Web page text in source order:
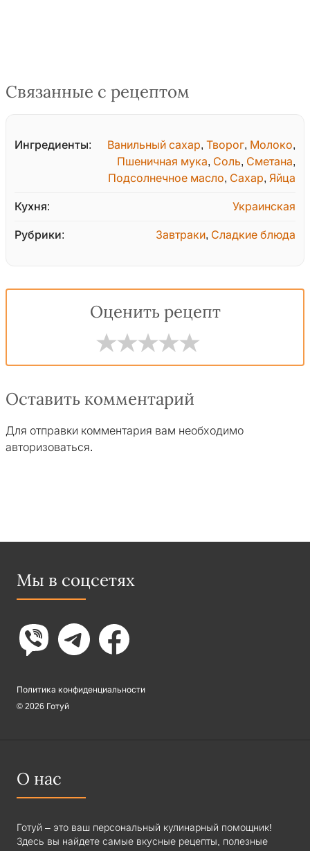
Связанные с рецептом
Ингредиенты: Ванильный сахар, Творог, Молоко,
Пшеничная мука, Соль, Сметана,
Подсолнечное масло, Сахар, Яйца
Кухня: Украинская
Рубрики: Завтраки, Сладкие блюда
Оценить рецепт
Оставить комментарий
Для отправки комментария вам необходимо
авторизоваться.
Мы в соцсетях
Политика конфиденциальности
© 2026 Готуй
О нас
Готуй – это ваш персональный кулинарный помощник!
Здесь вы найдете самые вкусные рецепты, полезные